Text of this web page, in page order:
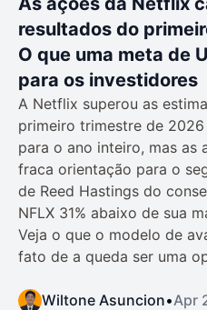
resultados do
O que uma meta de
para os investidores
A Netflix superou as
primeiro trimestre de
para o ano inteiro, mas as
fraca orientação para o
de Reed Hastings do
NFLX 31% abaixo de sua
Veja o que o modelo de
fato de a queda ser uma
Wiltone Asuncion•Apr